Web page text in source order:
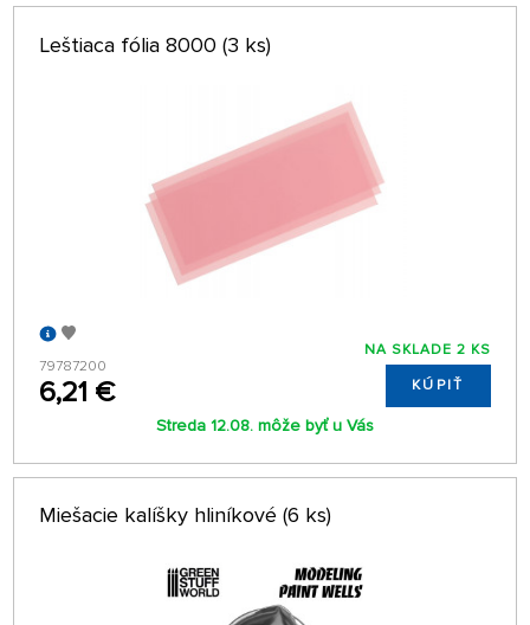
Leštiaca fólia 8000 (3 ks)
79787200
6,21 €
NA SKLADE 2 KS
KÚPIŤ
Streda 12.08. môže byť u Vás
Miešacie kalíšky hliníkové (6 ks)